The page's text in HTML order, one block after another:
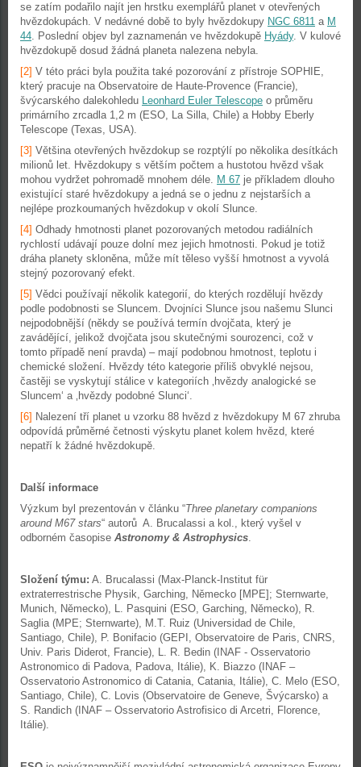
se zatím podařilo najít jen hrstku exemplářů planet v otevřených
hvězdokupách. V nedávné době to byly hvězdokupy NGC 6811 a M
44. Poslední objev byl zaznamenán ve hvězdokupě Hyády. V kulové
hvězdokupě dosud žádná planeta nalezena nebyla.
[2] V této práci byla použita také pozorování z přístroje SOPHIE,
který pracuje na Observatoire de Haute-Provence (Francie),
švýcarského dalekohledu Leonhard Euler Telescope o průměru
primárního zrcadla 1,2 m (ESO, La Silla, Chile) a Hobby Eberly
Telescope (Texas, USA).
[3] Většina otevřených hvězdokup se rozptýlí po několika desítkách
milionů let. Hvězdokupy s větším počtem a hustotou hvězd však
mohou vydržet pohromadě mnohem déle. M 67 je příkladem dlouho
existující staré hvězdokupy a jedná se o jednu z nejstarších a
nejlépe prozkoumaných hvězdokup v okolí Slunce.
[4] Odhady hmotnosti planet pozorovaných metodou radiálních
rychlostí udávají pouze dolní mez jejich hmotnosti. Pokud je totiž
dráha planety skloněna, může mít těleso vyšší hmotnost a vyvolá
stejný pozorovaný efekt.
[5] Vědci používají několik kategorií, do kterých rozdělují hvězdy
podle podobnosti se Sluncem. Dvojníci Slunce jsou našemu Slunci
nejpodobnější (někdy se používá termín dvojčata, který je
zavádějící, jelikož dvojčata jsou skutečnými sourozenci, což v
tomto případě není pravda) – mají podobnou hmotnost, teplotu i
chemické složení. Hvězdy této kategorie příliš obvyklé nejsou,
častěji se vyskytují stálice v kategoriích ‚hvězdy analogické se
Sluncem‘ a ‚hvězdy podobné Slunci‘.
[6] Nalezení tří planet u vzorku 88 hvězd z hvězdokupy M 67 zhruba
odpovídá průměrné četnosti výskytu planet kolem hvězd, které
nepatří k žádné hvězdokupě.
Další informace
Výzkum byl prezentován v článku “Three planetary companions
around M67 stars“ autorů A. Brucalassi a kol., který vyšel v
odborném časopise Astronomy & Astrophysics.
Složení týmu: A. Brucalassi (Max-Planck-Institut für
extraterrestrische Physik, Garching, Německo [MPE]; Sternwarte,
Munich, Německo), L. Pasquini (ESO, Garching, Německo), R.
Saglia (MPE; Sternwarte), M.T. Ruiz (Universidad de Chile,
Santiago, Chile), P. Bonifacio (GEPI, Observatoire de Paris, CNRS,
Univ. Paris Diderot, Francie), L. R. Bedin (INAF - Osservatorio
Astronomico di Padova, Padova, Itálie), K. Biazzo (INAF –
Osservatorio Astronomico di Catania, Catania, Itálie), C. Melo (ESO,
Santiago, Chile), C. Lovis (Observatoire de Geneve, Švýcarsko) a
S. Randich (INAF – Osservatorio Astrofisico di Arcetri, Florence,
Itálie).